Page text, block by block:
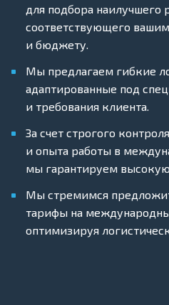
для подбора наилучшего
соответствующего
и бюджету.
Мы предлагаем гибкие
адаптированные под
и требования клиента.
За счет строгого
и опыта работы в
мы гарантируем
Мы стремимся
тарифы на
оптимизируя